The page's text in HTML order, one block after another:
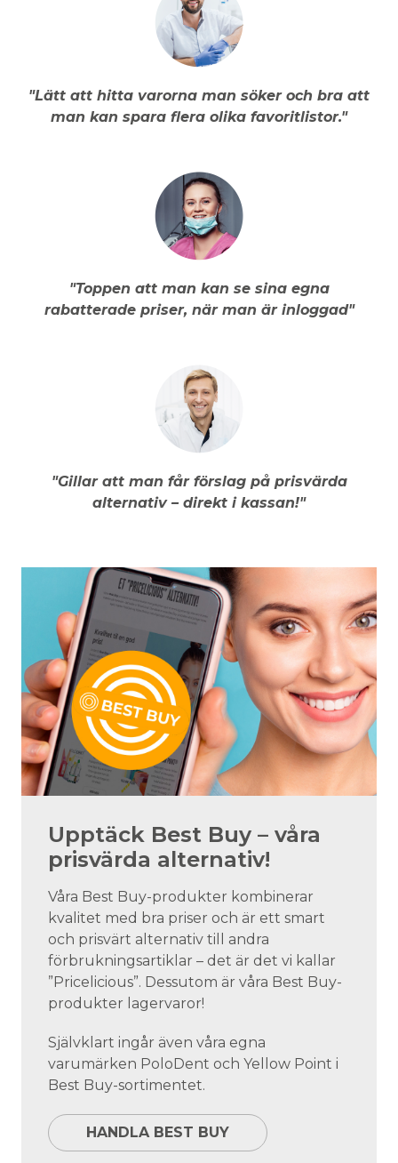
"Lätt att hitta varorna man söker och bra att
man kan spara flera olika favoritlistor."
"Toppen att man kan se sina egna
rabatterade priser, när man är inloggad"
"Gillar att man får förslag på prisvärda
alternativ – direkt i kassan!"
Upptäck Best Buy – våra
prisvärda alternativ!
Våra Best Buy-produkter kombinerar
kvalitet med bra priser och är ett smart
och prisvärt alternativ till andra
förbrukningsartiklar – det är det vi kallar
”Pricelicious”. Dessutom är våra Best Buy-
produkter lagervaror!
Självklart ingår även våra egna
varumärken PoloDent och Yellow Point i
Best Buy-sortimentet.
HANDLA BEST BUY